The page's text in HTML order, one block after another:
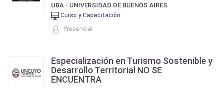
UBA - UNIVERSIDAD DE BUENOS AIRES
Curso y Capacitación
Presencial
Especialización en Turismo Sostenible y
Desarrollo Territorial NO SE
ENCUENTRA